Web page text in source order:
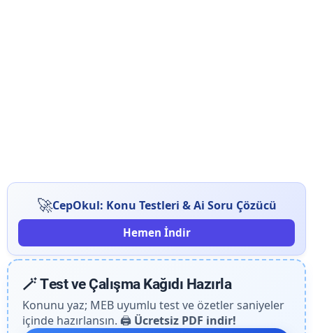
🚀CepOkul: Konu Testleri & Ai Soru Çözücü
Hemen İndir
🪄 Test ve Çalışma Kağıdı Hazırla
Konunu yaz; MEB uyumlu test ve özetler saniyeler
içinde hazırlansın. 🖨️ Ücretsiz PDF indir!